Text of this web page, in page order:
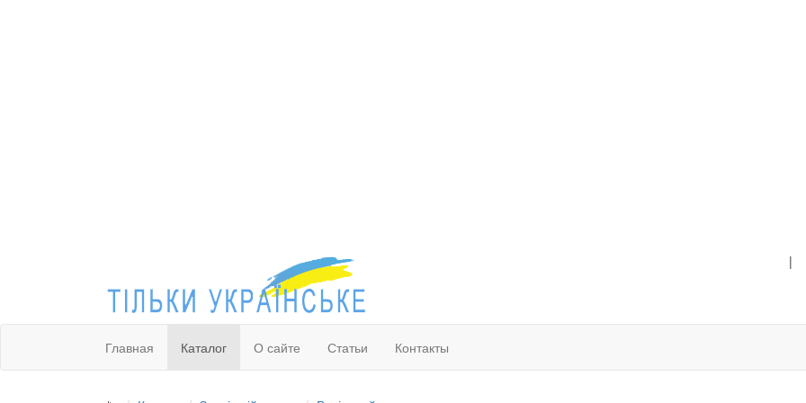
|
Главная Каталог О сайте Статьи Контакты